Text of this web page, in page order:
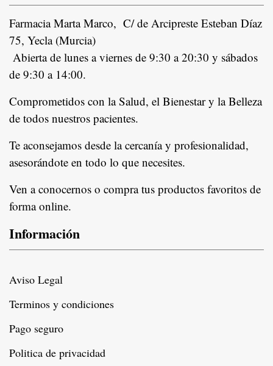
Farmacia Marta Marco, C/ de Arcipreste Esteban Díaz
75, Yecla (Murcia)
Abierta de lunes a viernes de 9:30 a 20:30 y sábados
de 9:30 a 14:00.
Comprometidos con la Salud, el Bienestar y la Belleza
de todos nuestros pacientes.
Te aconsejamos desde la cercanía y profesionalidad,
asesorándote en todo lo que necesites.
Ven a conocernos o compra tus productos favoritos de
forma online.
Información
Aviso Legal
Terminos y condiciones
Pago seguro
Politica de privacidad